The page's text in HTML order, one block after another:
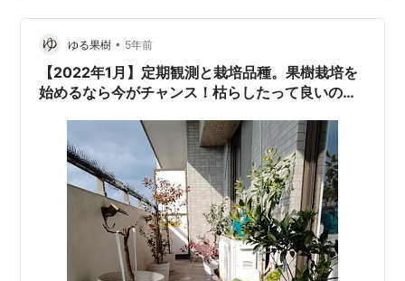
が咲…
ゆる果樹 • 5年前
【2022年1月】定期観測と栽培品種。果樹栽培を
始めるなら今がチャンス！枯らしたって良いの